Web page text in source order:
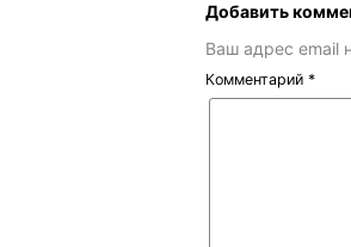
Добавить
Ваш адрес email
Комментарий *